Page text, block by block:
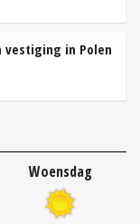
vestiging in Polen
Woensdag